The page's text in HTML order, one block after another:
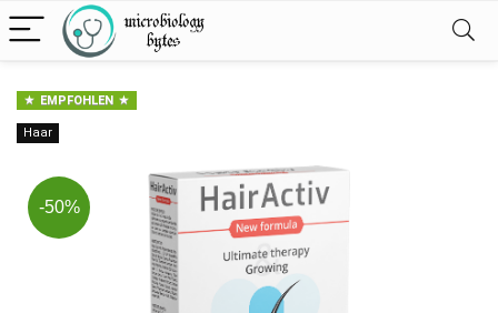
EMPFOHLEN
Haar
-50%